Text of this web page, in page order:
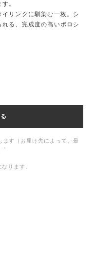
。
リングに馴染む一枚。シ
る、完成度の高いポロシ
す（お届け先によって、最
ります。